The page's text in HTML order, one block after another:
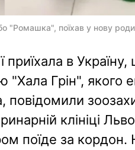
"Ромашка", поїхав у нову
приїхала в
"Хала Грін", якого
повідомили
клініці
поїде за кордон.